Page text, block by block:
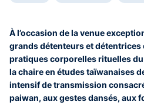
À l’occasion de la venue
grands détenteurs et détentrices
pratiques corporelles rituelles
la chaire en études taïwanaises
intensif de transmission
paiwan, aux gestes dansés, aux